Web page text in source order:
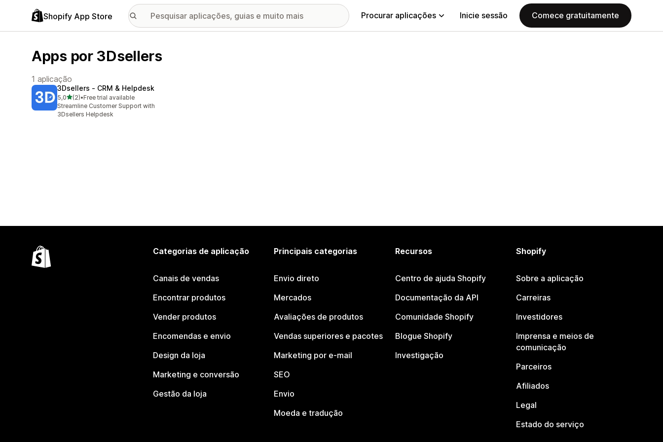
Shopify App Store Procurar aplicações Inicie sessão Comece gratuitamente
Apps por 3Dsellers
1 aplicação
3Dsellers ‑ CRM & Helpdesk
5,0de 5 estrelas
(2)
2 total de avaliações
•Free trial available
Streamline Customer Support with
3Dsellers Helpdesk
Categorias de aplicação
Canais de vendas
Encontrar produtos
Vender produtos
Encomendas e envio
Design da loja
Marketing e conversão
Gestão da loja
Principais categorias
Envio direto
Mercados
Avaliações de produtos
Vendas superiores e pacotes
Marketing por e-mail
SEO
Envio
Moeda e tradução
Recursos
Centro de ajuda Shopify
Documentação da API
Comunidade Shopify
Blogue Shopify
Investigação
Shopify
Sobre a aplicação
Carreiras
Investidores
Imprensa e meios de
comunicação
Parceiros
Afiliados
Legal
Estado do serviço